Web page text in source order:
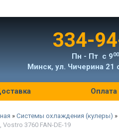
334-
Пн - Пт с 900
Минск, ул. Чичерина 21
Оплата
» Системы охлаждения (кулеры) »
Vostro 3760 FAN-DE-19